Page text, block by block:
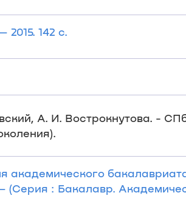
142 с.
А. И. Вострокнутова. -
академического
(Серия : Бакалавр.